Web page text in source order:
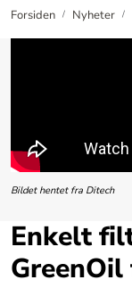
Forsiden Nyheter
Bildet hentet fra Ditech
Enkelt